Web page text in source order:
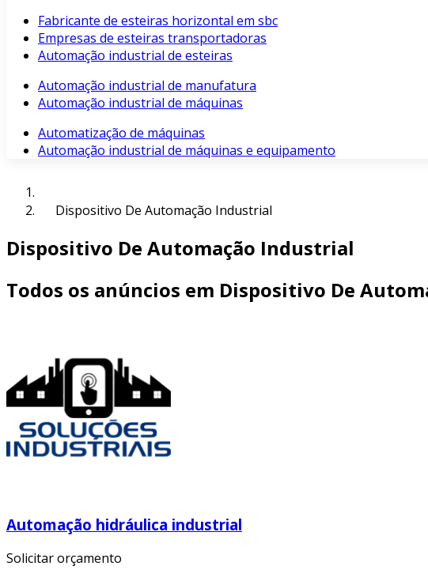
Fabricante de esteiras horizontal em sbc
Empresas de esteiras transportadoras
Automação industrial de esteiras
Automação industrial de manufatura
Automação industrial de máquinas
Automatização de máquinas
Automação industrial de máquinas e equipamento
Dispositivo De Automação Industrial
Dispositivo De Automação Industrial
Todos os anúncios em Dispositivo De
Automação hidráulica industrial
Solicitar orçamento